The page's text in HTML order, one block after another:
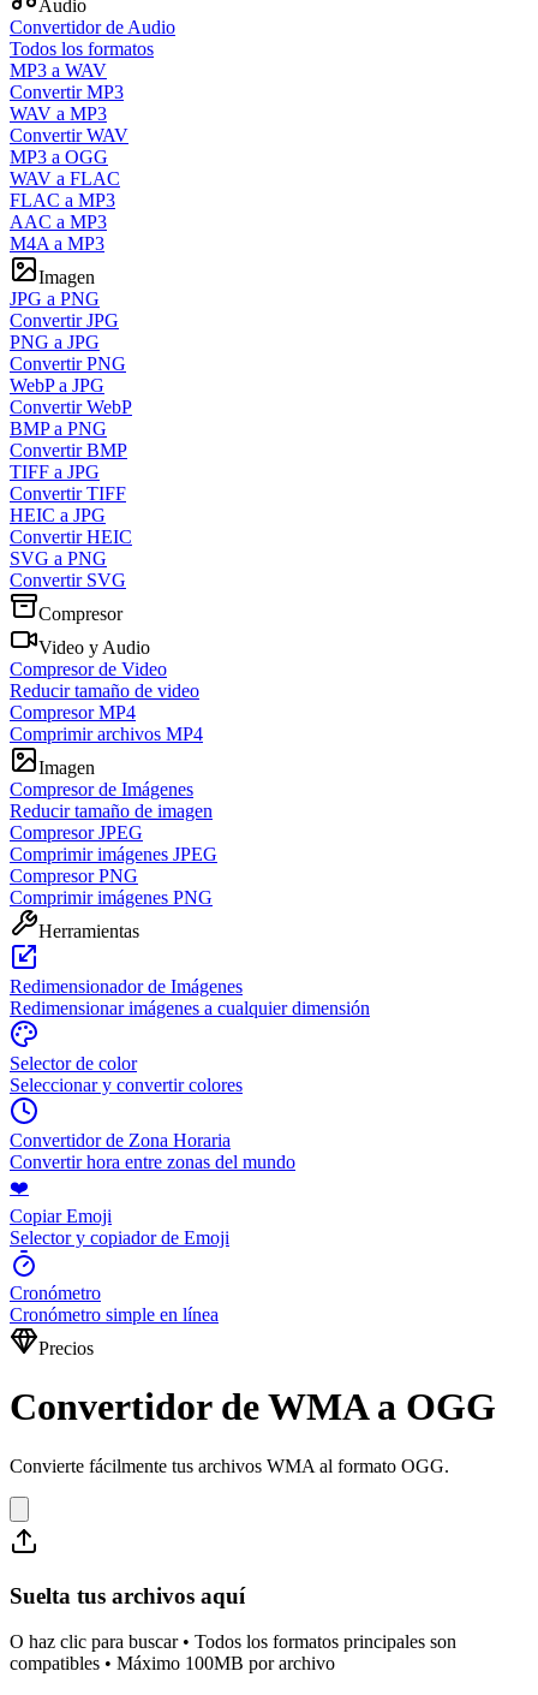
Audio
Convertidor de Audio
Todos los formatos
MP3 a WAV
Convertir MP3
WAV a MP3
Convertir WAV
MP3 a OGG
WAV a FLAC
FLAC a MP3
AAC a MP3
M4A a MP3
Imagen
JPG a PNG
Convertir JPG
PNG a JPG
Convertir PNG
WebP a JPG
Convertir WebP
BMP a PNG
Convertir BMP
TIFF a JPG
Convertir TIFF
HEIC a JPG
Convertir HEIC
SVG a PNG
Convertir SVG
Compresor
Video y Audio
Compresor de Video
Reducir tamaño de video
Compresor MP4
Comprimir archivos MP4
Imagen
Compresor de Imágenes
Reducir tamaño de imagen
Compresor JPEG
Comprimir imágenes JPEG
Compresor PNG
Comprimir imágenes PNG
Herramientas
Redimensionador de Imágenes
Redimensionar imágenes a cualquier dimensión
Selector de color
Seleccionar y convertir colores
Convertidor de Zona Horaria
Convertir hora entre zonas del mundo
❤️
Copiar Emoji
Selector y copiador de Emoji
Cronómetro
Cronómetro simple en línea
Precios
Convertidor de WMA a OGG
Convierte fácilmente tus archivos WMA al formato OGG.
Suelta tus archivos aquí
O haz clic para buscar • Todos los formatos principales son
compatibles • Máximo 100MB por archivo